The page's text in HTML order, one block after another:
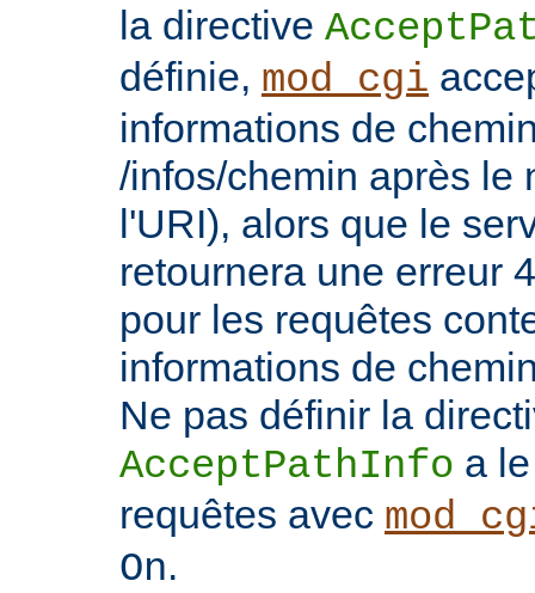
la directive
définie, mod_cgi
informations de
/infos/chemin après le
l'URI), alors que le
retournera une erreur
pour les requêtes
informations de
Ne pas définir la
AcceptPathInfo a
requêtes avec
On.